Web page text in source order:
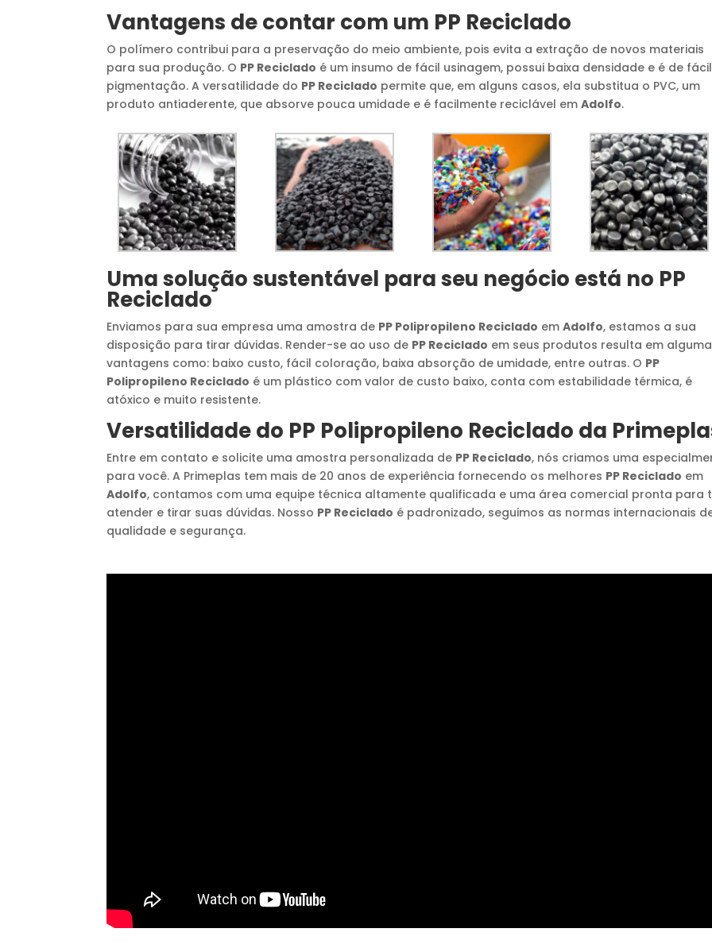
Vantagens de contar com um PP Reciclado
O polímero contribui para a preservação do meio ambiente, pois evita a extração de novos materiais
para sua produção. O PP Reciclado é um insumo de fácil usinagem, possui baixa densidade e é de fácil
pigmentação. A versatilidade do PP Reciclado permite que, em alguns casos, ela substitua o PVC, um
produto antiaderente, que absorve pouca umidade e é facilmente reciclável emAdolfo.
Uma solução sustentável para seu negócio está no PP
Reciclado
Enviamos para sua empresa uma amostra de PP Polipropileno Reciclado emAdolfo, estamos a sua
disposição para tirar dúvidas. Render-se ao uso de PP Reciclado em seus produtos resulta em
vantagens como: baixo custo, fácil coloração, baixa absorção de umidade, entre outras. O PP
Polipropileno Reciclado é um plástico com valor de custo baixo, conta com estabilidade térmica, é
atóxico e muito resistente.
Versatilidade do PP Polipropileno Reciclado da
Entre em contato e solicite uma amostra personalizada de PP Reciclado, nós criamos uma
para você. A Primeplas tem mais de 20 anos de experiência fornecendo os melhores PP Reciclado em
Adolfo, contamos com uma equipe técnica altamente qualificada e uma área comercial pronta para
atender e tirar suas dúvidas. Nosso PP Reciclado é padronizado, seguimos as normas internacionais
qualidade e segurança.